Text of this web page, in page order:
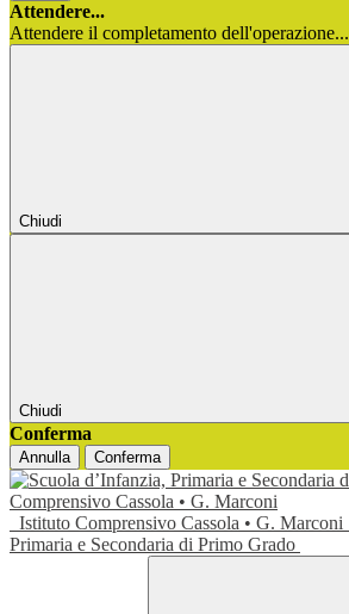
Attendere...
Attendere il completamento dell'operazione...
Chiudi
Chiudi
Conferma
Annulla Conferma
Istituto Comprensivo Cassola • G. Marconi
Primaria e Secondaria di Primo Grado